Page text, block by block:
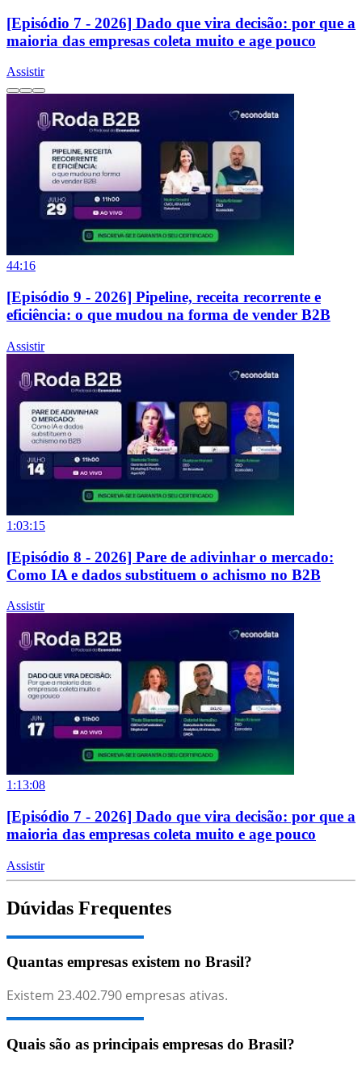
[Episódio 7 - 2026] Dado que vira decisão: por que a
maioria das empresas coleta muito e age pouco
Assistir
44:16
[Episódio 9 - 2026] Pipeline, receita recorrente e
eficiência: o que mudou na forma de vender B2B
Assistir
1:03:15
[Episódio 8 - 2026] Pare de adivinhar o mercado:
Como IA e dados substituem o achismo no B2B
Assistir
1:13:08
[Episódio 7 - 2026] Dado que vira decisão: por que a
maioria das empresas coleta muito e age pouco
Assistir
Dúvidas Frequentes
Quantas empresas existem no Brasil?
Existem 23.402.790 empresas ativas.
Quais são as principais empresas do Brasil?